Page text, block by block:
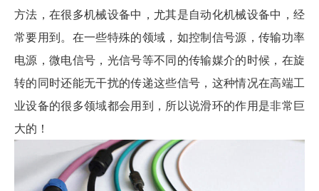
方法，在很多机械设备中，尤其是自动化机械设备中，经
常要用到。在一些特殊的领域，如控制信号源，传输功率
电源，微电信号，光信号等不同的传输媒介的时候，在旋
转的同时还能无干扰的传递这些信号，这种情况在高端工
业设备的很多领域都会用到，所以说滑环的作用是非常巨
大的！